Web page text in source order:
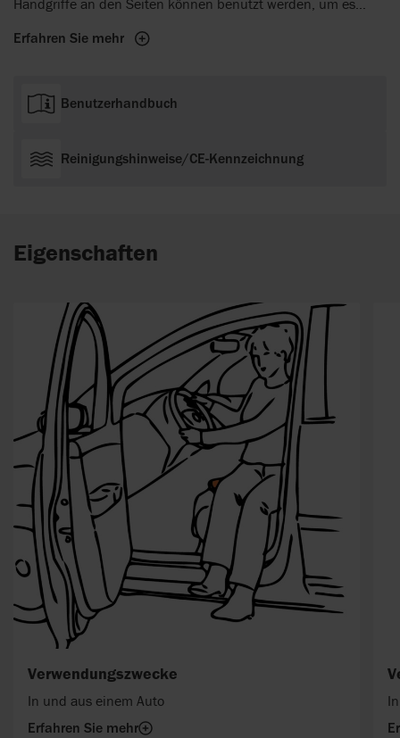
Handgriffe an den Seiten können benutzt werden, um es
Erfahren Sie mehr
Benutzerhandbuch
Reinigungshinweise/CE-Kennzeichnung
Eigenschaften
Verwendungszwecke
In und aus einem Auto
Erfahren Sie mehr